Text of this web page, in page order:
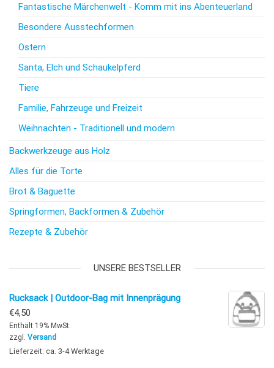
Fantastische Märchenwelt - Komm mit ins Abenteuerland
Besondere Ausstechformen
Ostern
Santa, Elch und Schaukelpferd
Tiere
Familie, Fahrzeuge und Freizeit
Weihnachten - Traditionell und modern
Backwerkzeuge aus Holz
Alles für die Torte
Brot & Baguette
Springformen, Backformen & Zubehör
Rezepte & Zubehör
UNSERE BESTSELLER
Rucksack | Outdoor-Bag mit Innenprägung
€4,50
Enthält 19% MwSt.
zzgl. Versand
Lieferzeit: ca. 3-4 Werktage